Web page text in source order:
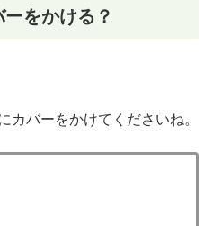
をかける？
カバーをかけてくださいね。